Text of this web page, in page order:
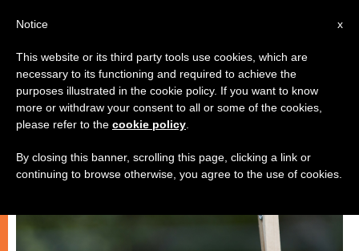
SPIRITUALITÀ E PREGHIERA
x
Notice
This website or its third party tools use cookies, which are
necessary to its functioning and required to achieve the
purposes illustrated in the cookie policy. If you want to know
more or withdraw your consent to all or some of the cookies,
please refer to the cookie policy
By closing this banner, scrolling this page, clicking a link or
continuing to browse otherwise, you agree to the use of cookies.